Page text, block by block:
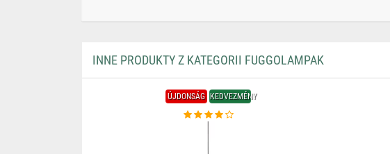
INNE PRODUKTY Z KATEGORII FUGGOLAMPAK
ÚJDONSÁG KEDVEZMÉNY